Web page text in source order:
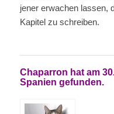
jener erwachen lassen,
Kapitel zu schreiben.
Chaparron hat am
Spanien gefunden.